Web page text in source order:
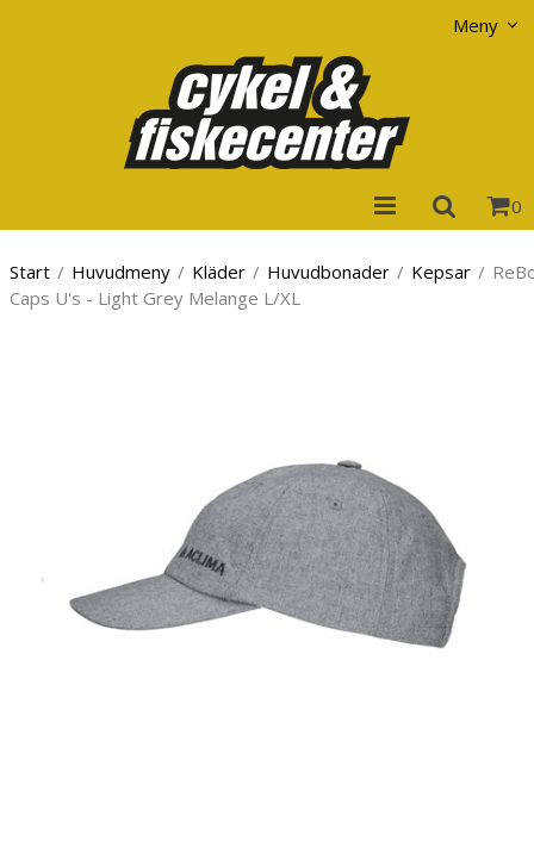
Meny
0
Start / Huvudmeny / Kläder / Huvudbonader / Kepsar /
Caps U's - Light Grey Melange L/XL